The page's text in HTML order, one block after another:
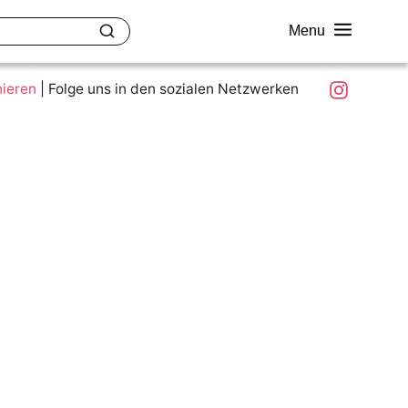
Menu
Was ist colour.education?
Ziele und Mitmachen
Folge uns in den sozialen Netzwerken Instagram